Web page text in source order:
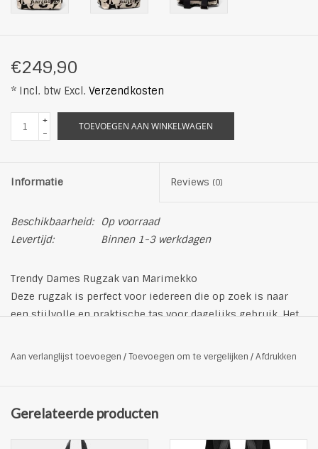
€249,90
* Incl. btw Excl. Verzendkosten
+
-
TOEVOEGEN AAN WINKELWAGEN
Informatie Reviews (0)
Beschikbaarheid:
Op voorraad
Levertijd:
Binnen 1-3 werkdagen
Trendy Dames Rugzak van Marimekko
Deze rugzak is perfect voor iedereen die op zoek is naar
een stijlvolle en praktische tas voor dagelijks gebruik. Het
duurzaam materiaal
stabiel draaghengsel
Aan verlanglijst toevoegen /Toevoegen om te vergelijken /Afdrukken
Gerelateerde producten